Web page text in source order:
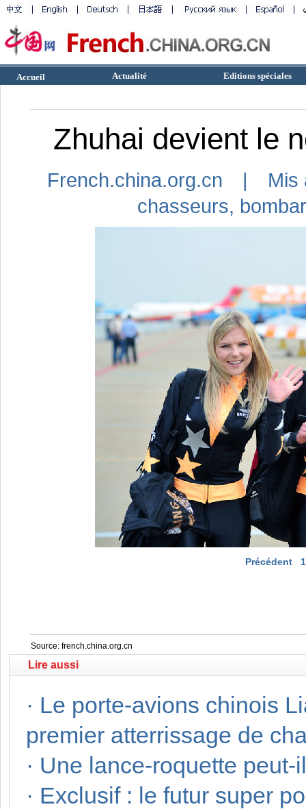
Accueil Actualité Editions spéciales
Zhuhai devient le
French.china.org.cn |
chasseurs,
Précédent 1
Source: french.china.org.cn
Lire aussi
· Le porte-avions chinois
premier atterrissage de
· Une lance-roquette
· Exclusif : le futur super